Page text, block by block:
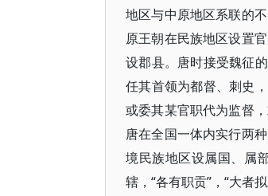
地区与中原地区系联的
原王朝在民族地区设置
设郡县。唐时接受魏征
任其首领为都督、刺史
或委其某官职代为监督
唐在全国一体内实行两
境民族地区设属国、属
辖，“各有职贡”，“大者